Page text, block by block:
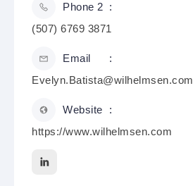
Phone 2
(507) 6769 3871
Email
Evelyn.Batista@wilhelmsen.com
Website
https://www.wilhelmsen.com